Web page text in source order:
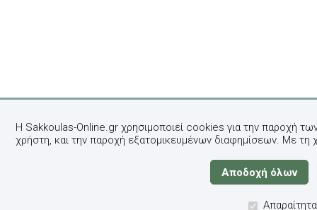
Η Sakkoulas-Online.gr χρησιμοποιεί cookies για την παροχή
χρήστη, και την παροχή εξατομικευμένων διαφημίσεων. Με